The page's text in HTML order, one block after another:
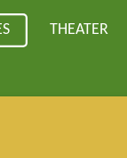
THEATER